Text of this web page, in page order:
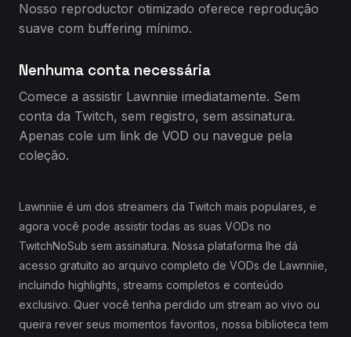
Nosso reproductor otimizado oferece reprodução
suave com buffering mínimo.
Nenhuma conta necessária
Comece a assistir Lawnniie imediatamente. Sem
conta da Twitch, sem registro, sem assinatura.
Apenas cole um link de VOD ou navegue pela
coleção.
Lawnniie é um dos streamers da Twitch mais populares, e
agora você pode assistir todas as suas VODs no
TwitchNoSub sem assinatura. Nossa plataforma lhe dá
acesso gratuito ao arquivo completo de VODs de Lawnniie,
incluindo highlights, streams completos e conteúdo
exclusivo. Quer você tenha perdido um stream ao vivo ou
queira rever seus momentos favoritos, nossa biblioteca tem